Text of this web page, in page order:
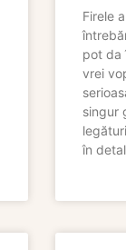
Firele
pot da
vrei
singur
în